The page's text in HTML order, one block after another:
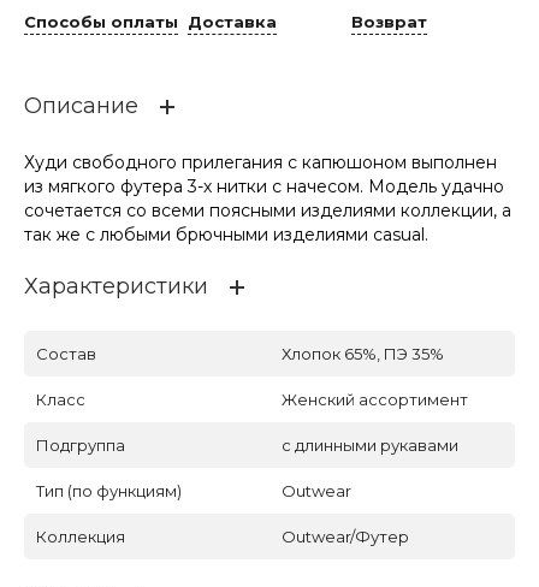
Способы оплаты Доставка Возврат
Описание
Худи свободного прилегания с капюшоном выполнен
из мягкого футера 3-х нитки с начесом. Модель удачно
сочетается со всеми поясными изделиями коллекции, а
так же с любыми брючными изделиями casual.
Характеристики
Состав Хлопок 65%, ПЭ 35%
Класс Женский ассортимент
Подгруппа с длинными рукавами
Тип (по функциям) Outwear
Коллекция Outwear/Футер